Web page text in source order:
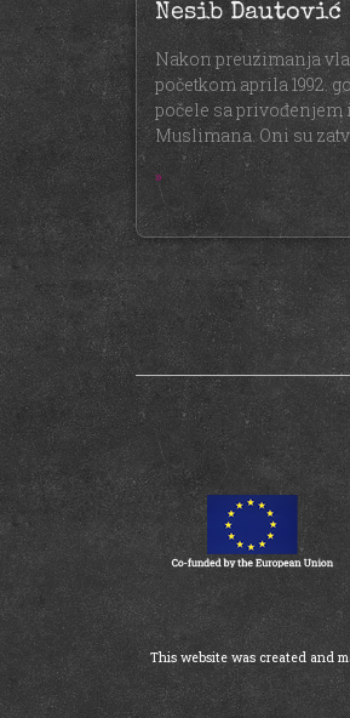
Nesib Dautović
Nakon preuzimanja
početkom aprila 1992.
počele sa
Muslimana. Oni su
»
This website was created and